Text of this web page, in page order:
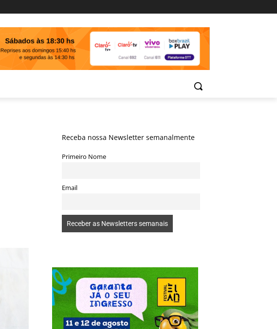
Receba nossa Newsletter semanalmente
Primeiro Nome
Email